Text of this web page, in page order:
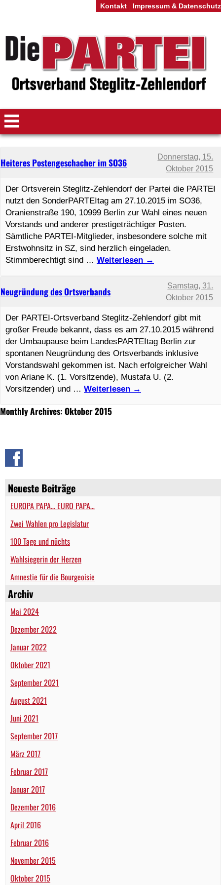
Neueste Beiträge
EUROPA PAPA… EURO PAPA…
Zwei Wahlen pro Legislatur
100 Tage und nüchts
Wahlsiegerin der Herzen
Amnestie für die Bourgeoisie
Archiv
Mai 2024
Dezember 2022
Januar 2022
Oktober 2021
September 2021
August 2021
Juni 2021
September 2017
März 2017
Februar 2017
Januar 2017
Dezember 2016
April 2016
Februar 2016
November 2015
Oktober 2015
Monthly Archives: Oktober 2015
Neugründung des Ortsverbands
Samstag, 31.
Oktober 2015
Der PARTEI-Ortsverband Steglitz-Zehlendorf gibt mit
großer Freude bekannt, dass es am 27.10.2015 während
der Umbaupause beim LandesPARTEItag Berlin zur
spontanen Neugründung des Ortsverbands inklusive
Vorstandswahl gekommen ist. Nach erfolgreicher Wahl
von Ariane K. (1. Vorsitzende), Mustafa U. (2.
Vorsitzender) und … Weiterlesen →
Heiteres Postengeschacher im SO36
Donnerstag, 15.
Oktober 2015
Der Ortsverein Steglitz-Zehlendorf der Partei die PARTEI
nutzt den SonderPARTEItag am 27.10.2015 im SO36,
Oranienstraße 190, 10999 Berlin zur Wahl eines neuen
Vorstands und anderer prestigeträchtiger Posten.
Sämtliche PARTEI-Mitglieder, insbesondere solche mit
Erstwohnsitz in SZ, sind herzlich eingeladen.
Stimmberechtigt sind … Weiterlesen →
Kontakt Impressum & Datenschutz